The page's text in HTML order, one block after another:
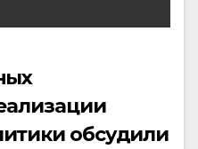
обсудили